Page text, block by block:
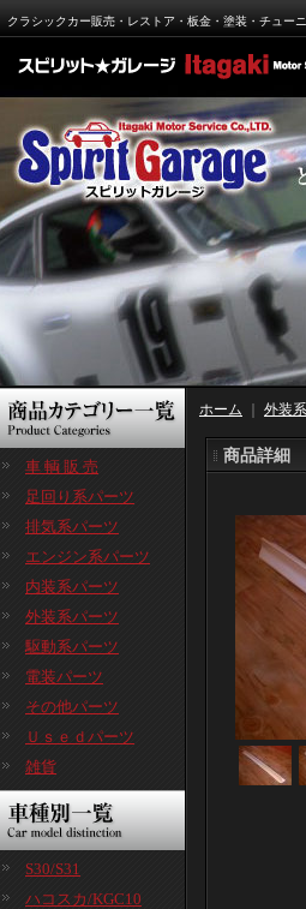
クラシックカー販売・レストア・板金・塗装・チュー
車 輌 販 売
足回り系パーツ
排気系パーツ
エンジン系パーツ
内装系パーツ
外装系パーツ
駆動系パーツ
電装パーツ
その他パーツ
Ｕｓｅｄパーツ
雑貨
S30/S31
ハコスカ/KGC10
ホーム 外装
商品詳細